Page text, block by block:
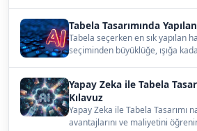
Tabela Tasarımında
Tabela seçerken en sık yapılan
seçiminden büyüklüğe, ışığa
Yapay Zeka ile Tabela
Kılavuz
Yapay Zeka ile Tabela Tasarımı
avantajlarını ve maliyetini